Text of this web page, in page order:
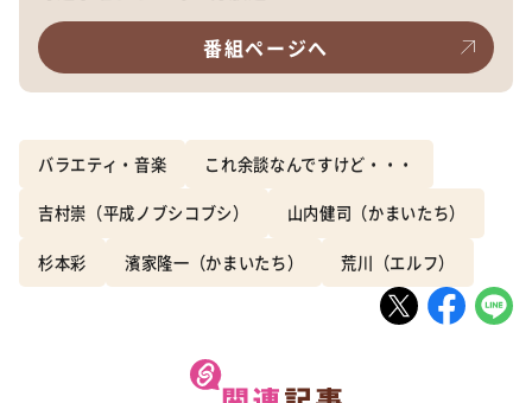
番組ページへ
バラエティ・音楽 これ余談なんですけど・・・
吉村崇（平成ノブシコブシ） 山内健司（かまいたち）
杉本彩 濱家隆一（かまいたち） 荒川（エルフ）